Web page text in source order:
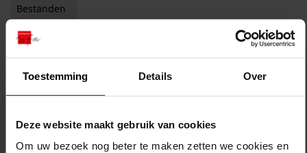
Toestemming Details Over
Deze website maakt gebruik van cookies
Om uw bezoek nog beter te maken zetten we cookies en
Bestanden
Auteursrechtelijk beschermd
Vervaardiger
Zichtbaar studiezaal